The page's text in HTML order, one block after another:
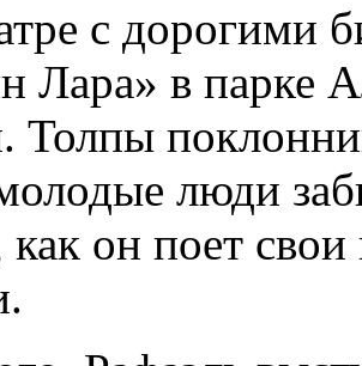
с дорогими
Лара» в парке
Толпы
люди
как он поет